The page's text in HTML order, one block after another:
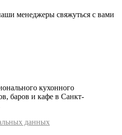
менеджеры свяжуться с вами
кухонного
баров и кафе в Санкт-
данных